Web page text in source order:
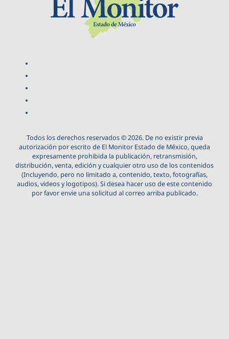
Todos los derechos reservados © 2026. De no existir previa
autorización por escrito de El Monitor Estado de México, queda
expresamente prohibida la publicación, retransmisión,
distribución, venta, edición y cualquier otro uso de los contenidos
(Incluyendo, pero no limitado a, contenido, texto, fotografías,
audios, videos y logotipos). Si desea hacer uso de este contenido
por favor envie una solicitud al correo arriba publicado.